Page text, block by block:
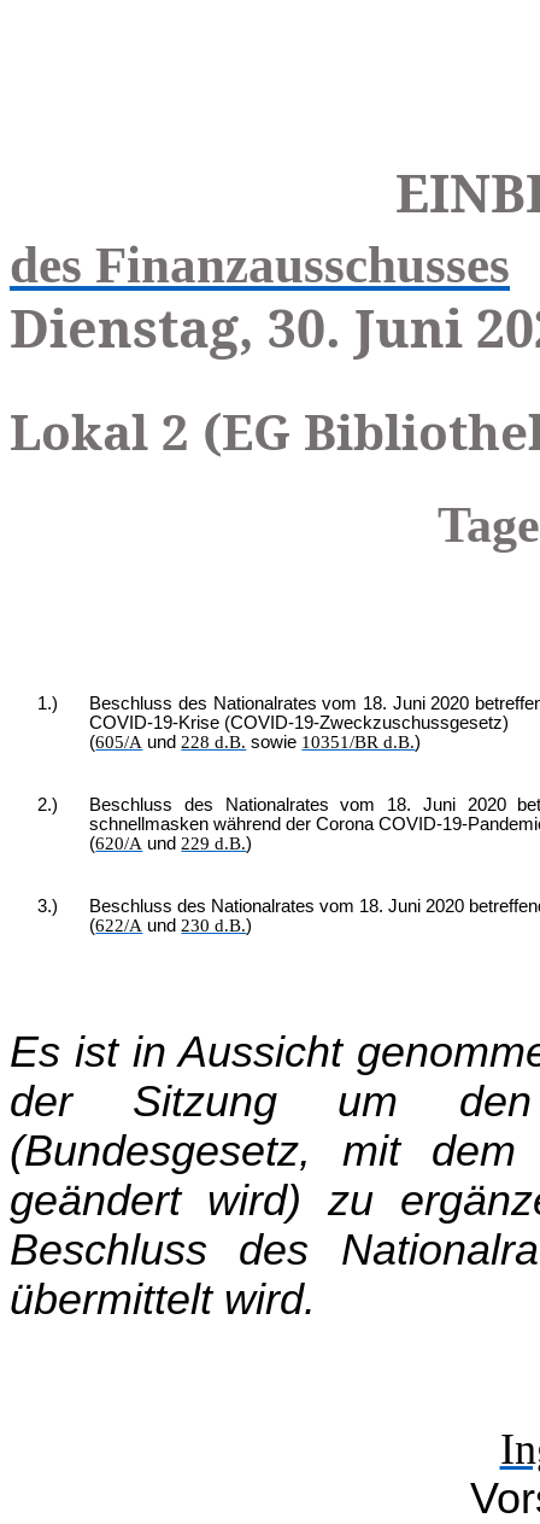
des Finanzausschusses
Dienstag, 30. Juni
Lokal 2 (EG
1.)
Beschluss des Nationalrates vom 18. Juni 2020
COVID-19-Krise (COVID-19-Zweckzuschussgesetz)
(605/A und 228 d.B. sowie 10351/BR d.B.)
2.)
Beschluss des Nationalrates vom 18. Juni 2020
schnellmasken während der Corona COVID-19-
(620/A und 229 d.B.)
3.)
Beschluss des Nationalrates vom 18. Juni 2020
(622/A und 230 d.B.)
Es ist in Aussicht
der Sitzung um den
(Bundesgesetz, mit
geändert wird) zu
Beschluss des
übermittelt wird.